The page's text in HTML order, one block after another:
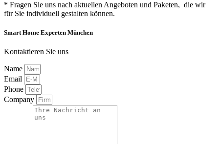
* Fragen Sie uns nach aktuellen Angeboten und Paketen, die wir
für Sie individuell gestalten können.
Smart Home Experten München
Kontaktieren Sie uns
Name
Email
Phone
Company